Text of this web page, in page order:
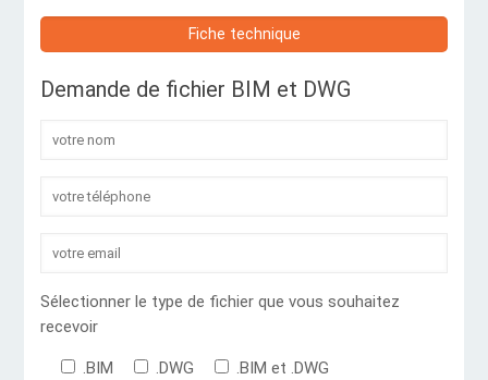
Fiche technique
Demande de fichier BIM et DWG
Sélectionner le type de fichier que vous souhaitez
recevoir
.BIM .DWG .BIM et .DWG